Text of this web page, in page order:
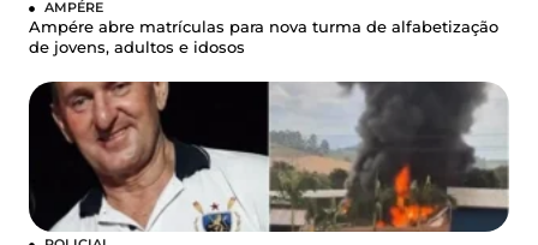
AMPÉRE
Ampére abre matrículas para nova turma de alfabetização
de jovens, adultos e idosos